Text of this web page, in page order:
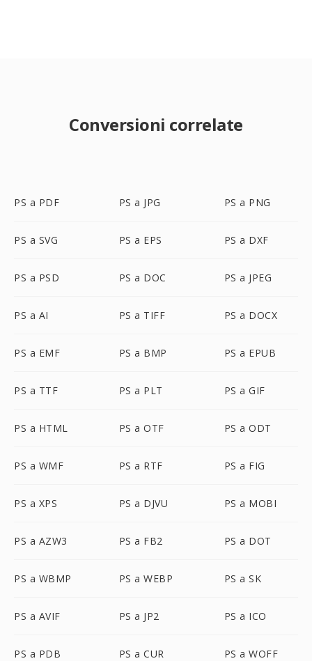
Conversioni correlate
PS a PDF PS a JPG PS a PNG
PS a SVG PS a EPS PS a DXF
PS a PSD PS a DOC PS a JPEG
PS a AI PS a TIFF PS a DOCX
PS a EMF PS a BMP PS a EPUB
PS a TTF PS a PLT PS a GIF
PS a HTML PS a OTF PS a ODT
PS a WMF PS a RTF PS a FIG
PS a XPS PS a DJVU PS a MOBI
PS a AZW3 PS a FB2 PS a DOT
PS a WBMP PS a WEBP PS a SK
PS a AVIF PS a JP2 PS a ICO
PS a PDB PS a CUR PS a WOFF